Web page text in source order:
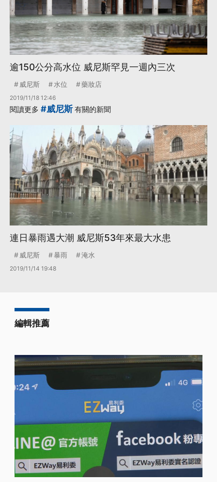
逾150公分高水位 威尼斯罕見一週內三次
威尼斯 水位 藥妝店
2019/11/18 12:46
閱讀更多 #威尼斯有關的新聞
連日暴雨遇大潮 威尼斯53年來最大水患
威尼斯 暴雨 淹水
2019/11/14 19:48
編輯推薦